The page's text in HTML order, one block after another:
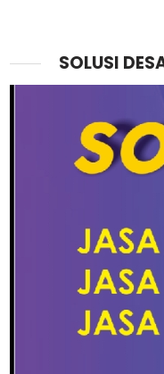
SOLUSI